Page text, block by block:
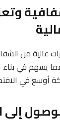
عالية من
مما يسهم في
أوسع في